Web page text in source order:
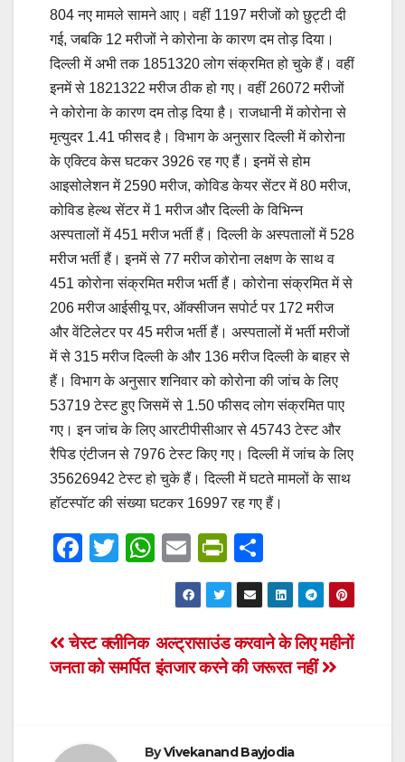
804 नए मामले सामने आए। वहीं 1197 मरीजों को छुट्टी दी
गई, जबकि 12 मरीजों ने कोरोना के कारण दम तोड़ दिया।
दिल्ली में अभी तक 1851320 लोग संक्रमित हो चुके हैं। वहीं
इनमें से 1821322 मरीज ठीक हो गए। वहीं 26072 मरीजों
ने कोरोना के कारण दम तोड़ दिया है। राजधानी में कोरोना से
मृत्युदर 1.41 फीसद है। विभाग के अनुसार दिल्ली में कोरोना
के एक्टिव केस घटकर 3926 रह गए हैं। इनमें से होम
आइसोलेशन में 2590 मरीज, कोविड केयर सेंटर में 80 मरीज,
कोविड हेल्थ सेंटर में 1 मरीज और दिल्ली के विभिन्न
अस्पतालों में 451 मरीज भर्ती हैं। दिल्ली के अस्पतालों में 528
मरीज भर्ती हैं। इनमें से 77 मरीज कोरोना लक्षण के साथ व
451 कोरोना संक्रमित मरीज भर्ती हैं। कोरोना संक्रमित में से
206 मरीज आईसीयू पर, ऑक्सीजन सपोर्ट पर 172 मरीज
और वेंटिलेटर पर 45 मरीज भर्ती हैं। अस्पतालों में भर्ती मरीजों
में से 315 मरीज दिल्ली के और 136 मरीज दिल्ली के बाहर से
हैं। विभाग के अनुसार शनिवार को कोरोना की जांच के लिए
53719 टेस्ट हुए जिसमें से 1.50 फीसद लोग संक्रमित पाए
गए। इन जांच के लिए आरटीपीसीआर से 45743 टेस्ट और
रैपिड एंटीजन से 7976 टेस्ट किए गए। दिल्ली में जांच के लिए
35626942 टेस्ट हो चुके हैं। दिल्ली में घटते मामलों के साथ
हॉटस्पॉट की संख्या घटकर 16997 रह गए हैं।
F
e
b
k
T
er
W
at
s
A
E
m
ail
Pr
in
tF
ri
e
y
h
ar
e
Post
navigation
अल्ट्रासाउंड करवाने के लिए महीनों
इंतजार करने की जरूरत नहीं
चेस्ट क्लीनिक
जनता को समर्पित
ByVivekanand Bayjodia